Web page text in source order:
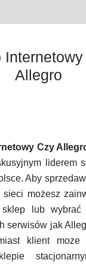
Allegro
Czy
liderem
Aby
sieci możesz
sklep lub wybrać
serwisów jak
klient